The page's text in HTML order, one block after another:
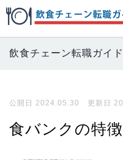
飲食チェーン転職ガイド
公開日 2024.05.30 更新日
食バンクの特